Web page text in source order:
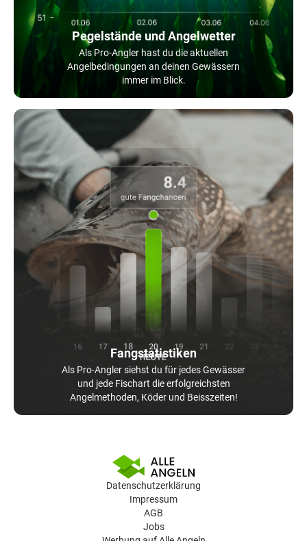
Pegelstände und Angelwetter
Als Pro-Angler hast du die aktuellen
Angelbedingungen an deinen Gewässern
immer im Blick.
Fangstatistiken
Als Pro-Angler siehst du für jedes Gewässer
und jede Fischart die erfolgreichsten
Angelmethoden, Köder und Beisszeiten!
Datenschutzerklärung
Impressum
AGB
Jobs